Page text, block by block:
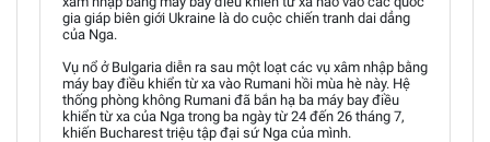
gia giáp biên giới Ukraine là do cuộc chiến tranh dai dẳng
của Nga.
Vụ nổ ở Bulgaria diễn ra sau một loạt các vụ xâm nhập bằng
máy bay điều khiển từ xa vào Rumani hồi mùa hè này. Hệ
thống phòng không Rumani đã bắn hạ ba máy bay điều
khiển từ xa của Nga trong ba ngày từ 24 đến 26 tháng 7,
khiến Bucharest triệu tập đại sứ Nga của mình.